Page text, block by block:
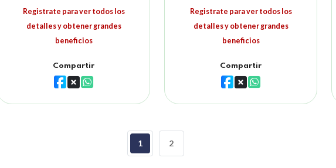
Registrate para ver todos los
detalles y obtener grandes
beneficios
Compartir
Registrate para ver todos los
detalles y obtener grandes
beneficios
Compartir
1 2